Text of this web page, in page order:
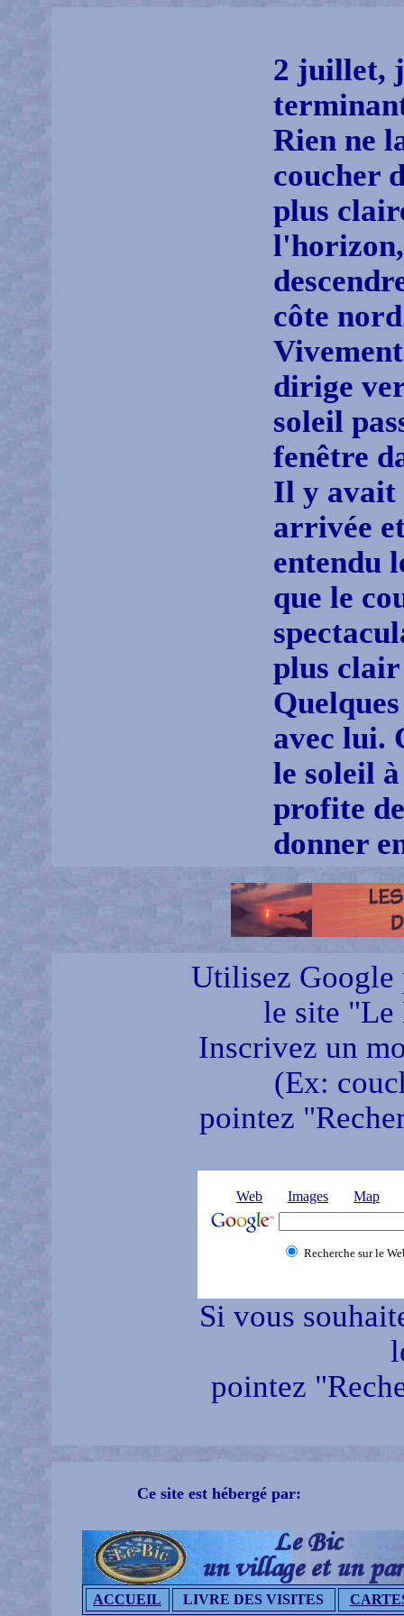
2 juillet,
Rien ne
coucher
plus
côte
dirige
soleil
fenêtre
Il y avait
arrivée
entendu
que le
plus
avec lui.
le soleil
profite
donner
Utilisez Google
le site "Le
Inscrivez un
(Ex:
pointez
Web Images Map
Recherche sur le
Si vous
pointez
Ce site est hébergé par:
ACCUEIL LIVRE DES VISITES